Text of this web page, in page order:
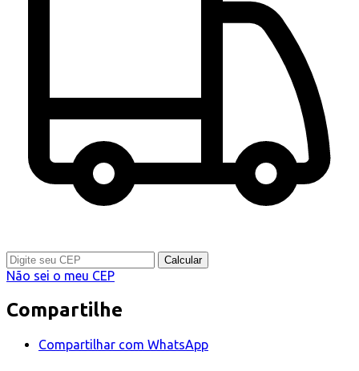
Calcular
Não sei o meu CEP
Compartilhe
Compartilhar com WhatsApp